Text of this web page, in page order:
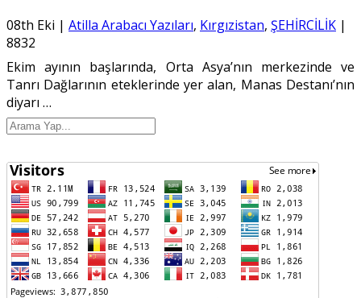
08th Eki | Atilla Arabacı Yazıları, Kırgızistan, ŞEHİRCİLİK |
8832
Ekim ayının başlarında, Orta Asya’nın merkezinde ve
Tanrı Dağlarının eteklerinde yer alan, Manas Destanı’nın
diyarı …